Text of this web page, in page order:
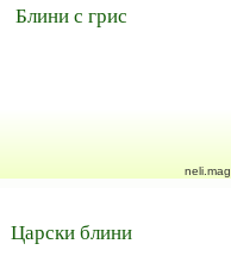
Блини с грис
neli.mag
Царски блини